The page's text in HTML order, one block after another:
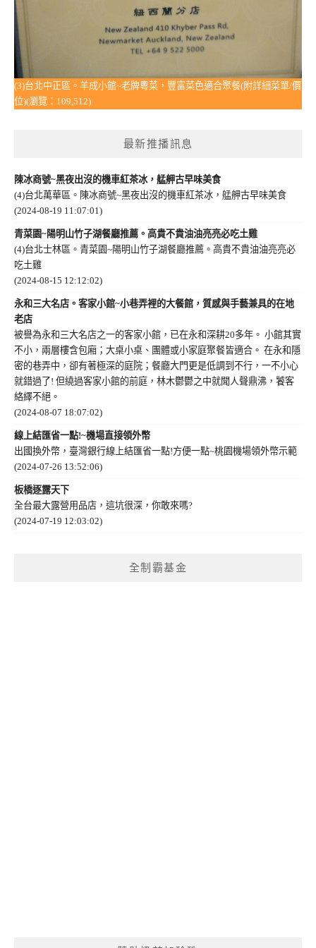
(3)台北中正區。羊成小館~老牌粵菜，豐富菜色適合聚餐(附詳細菜單/價
位)(瀏覽：109,512)
最新推播訊息
陳冰商號~黑夜出沒的機車紅茶冰，艋舺古早味美食
(4)台北萬華區。陳冰商號~黑夜出沒的機車紅茶冰，艋舺古早味美食
(2024-08-19 11:07:01)
青菜園~陽明山竹子湖餐廳推薦。高貴不貴油油亮亮必吃土雞
(4)台北士林區。青菜園~陽明山竹子湖餐廳推薦。高貴不貴油油亮亮必
吃土雞
(2024-08-15 12:12:02)
永和三大名店。客家小館~小巷弄裡的大餐館，質感與手藝兼具的在地
老店
被譽為永和三大名店之一的客家小館，已在永和深耕20多年。 小館其實
不小，兩層樓含包廂；大桌小桌、團體或小家庭聚餐皆適合。 在永和隱
密的巷弄中，卻有著極深的庭院；餐廳大門更是低調到不行，一不小心
就錯過了! 但繞過客家小館的前庭，林木鬱鬱之中就聞人聲鼎沸，饕客
絡繹不絕。
(2024-08-07 18:07:02)
線上結匯省一點!~機場直接領外幣
出國換外幣，臺灣銀行線上結匯省一點!方便一點~桃園機場領外幣示範
(2024-07-26 13:52:06)
板橋逐露天下
全台最大露營用品店，這坑很深，你敢來嗎?
(2024-07-19 12:03:02)
全制霸基金